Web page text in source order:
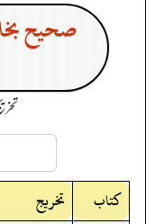
کتاب
تخریج